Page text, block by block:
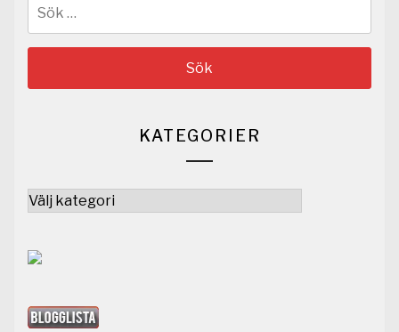
KATEGORIER
Kategorier